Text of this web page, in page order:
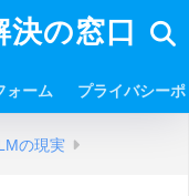
決の窓口
ォーム プライバシー
の現実